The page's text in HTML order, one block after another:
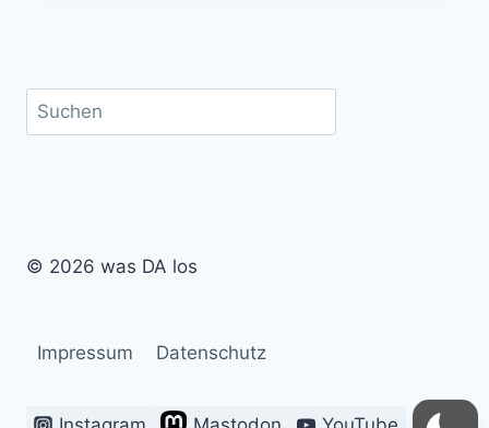
Suchen
© 2026 was DA los
Impressum Datenschutz